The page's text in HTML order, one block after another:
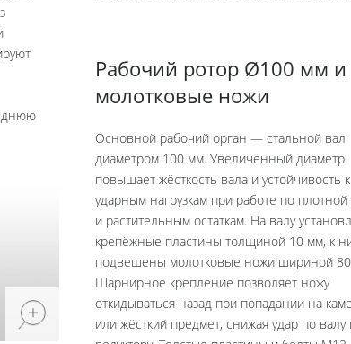
Рабочий ротор Ø100 мм и
молотковые ножи
Основной рабочий орган — стальной вал
диаметром 100 мм. Увеличенный диаметр
повышает жёсткость вала и устойчивость к
ударным нагрузкам при работе по плотной
и растительным остаткам. На валу
крепёжные пластины толщиной 10 мм, к
подвешены молотковые ножи шириной
Шарнирное крепление позволяет ножу
откидываться назад при попадании на
или жёсткий предмет, снижая удар по валу